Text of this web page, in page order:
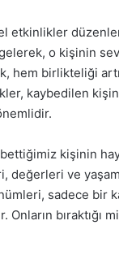
etkinlikler
o kişinin
birlikteliği
kaybedilen
kişinin
değerleri ve
sadece bir
bıraktığı